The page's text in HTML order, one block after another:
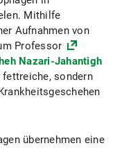
Mithilfe
Aufnahmen von
Professor
Nazari-Jahantigh
sondern
übernehmen eine